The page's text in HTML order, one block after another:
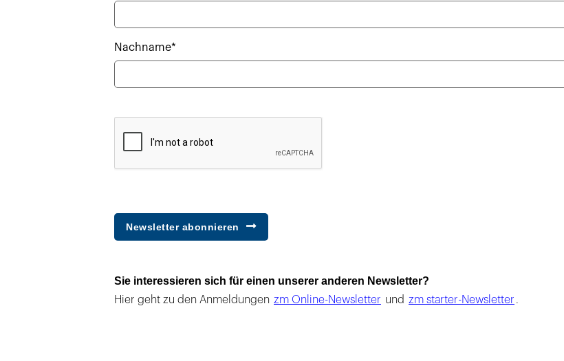
Nachname*
Newsletter abonnieren
Sie interessieren sich für einen unserer anderen Newsletter?
Hier geht zu den Anmeldungen zm Online-Newsletter und zm starter-Newsletter .